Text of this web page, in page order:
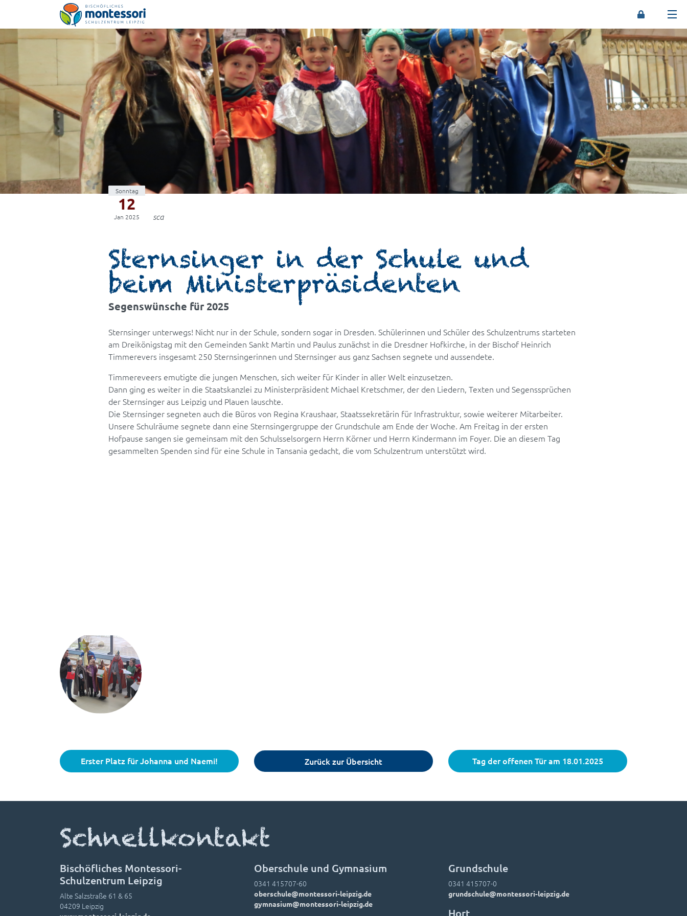
Montessori-Schulzentrum Leipzig
Sonntag
12
Jan 2025 sca
Sternsinger in der Schule und
beim Ministerpräsidenten
Segenswünsche für 2025
Sternsinger unterwegs! Nicht nur in der Schule, sondern sogar in Dresden. Schülerinnen und Schüler des Schulzentrums starteten
am Dreikönigstag mit den Gemeinden Sankt Martin und Paulus zunächst in die Dresdner Hofkirche, in der Bischof Heinrich
Timmerevers insgesamt 250 Sternsingerinnen und Sternsinger aus ganz Sachsen segnete und aussendete.
Timmereveers emutigte die jungen Menschen, sich weiter für Kinder in aller Welt einzusetzen.
Dann ging es weiter in die Staatskanzlei zu Ministerpräsident Michael Kretschmer, der den Liedern, Texten und Segenssprüchen
der Sternsinger aus Leipzig und Plauen lauschte.
Die Sternsinger segneten auch die Büros von Regina Kraushaar, Staatssekretärin für Infrastruktur, sowie weiterer Mitarbeiter.
Unsere Schulräume segnete dann eine Sternsingergruppe der Grundschule am Ende der Woche. Am Freitag in der ersten
Hofpause sangen sie gemeinsam mit den Schulsselsorgern Herrn Körner und Herrn Kindermann im Foyer. Die an diesem Tag
gesammelten Spenden sind für eine Schule in Tansania gedacht, die vom Schulzentrum unterstützt wird.
Zurück zur Übersicht Tag der offenen Tür am 18.01.2025
Erster Platz für Johanna und Naemi!
Schnellkontakt
Bischöfliches Montessori-
Schulzentrum Leipzig
Alte Salzstraße 61 & 65
04209 Leipzig
Oberschule und Gymnasium
0341 415707-60
oberschule@montessori-leipzig.de
gymnasium@montessori-leipzig.de
Grundschule
0341 415707-0
grundschule@montessori-leipzig.de
Hort